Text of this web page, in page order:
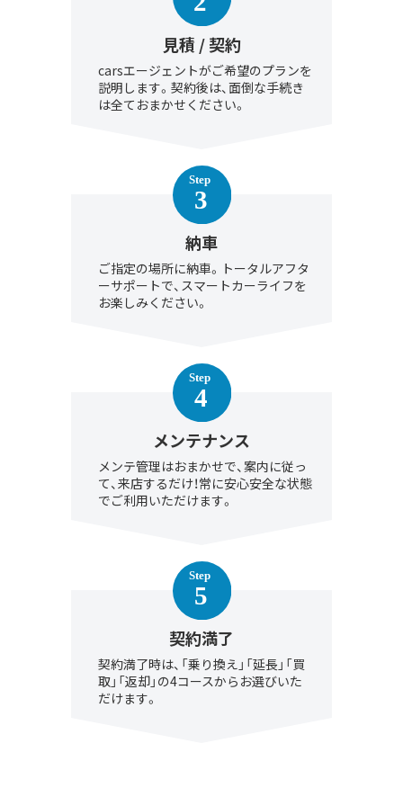
見積 / 契約
carsエージェントがご希望のプランを
説明します。契約後は、面倒な手続き
は全ておまかせください。
納車
ご指定の場所に納車。トータルアフタ
ーサポートで、スマートカーライフを
お楽しみください。
メンテナンス
メンテ管理はおまかせで、案内に従っ
て、来店するだけ！常に安心安全な状態
でご利用いただけます。
契約満了
契約満了時は、「乗り換え」「延長」「買
取」「返却」の4コースからお選びいた
だけます。